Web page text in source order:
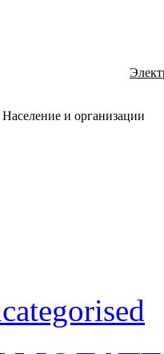
Население и организации